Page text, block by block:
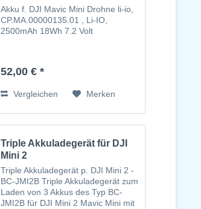
Akku f. DJI Mavic Mini Drohne li-io,
CP.MA.00000135.01 , Li-IO,
2500mAh 18Wh 7.2 Volt
52,00 € *
Vergleichen Merken
Triple Akkuladegerät für DJI
Mini 2
Triple Akkuladegerät p. DJI Mini 2 -
BC-JMI2B Triple Akkuladegerät zum
Laden von 3 Akkus des Typ BC-
JMI2B für DJI Mini 2 Mavic Mini mit